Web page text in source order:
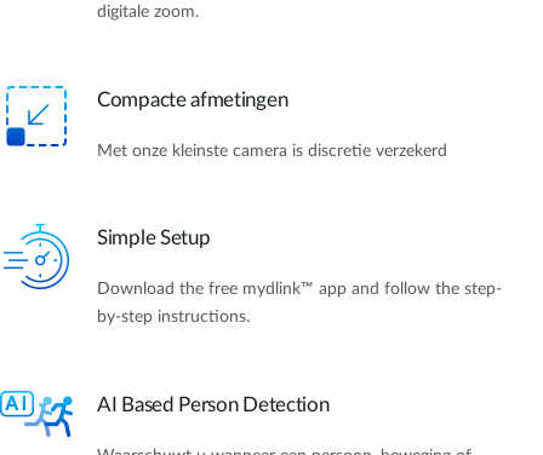
digitale zoom.
Compacte afmetingen
Met onze kleinste camera is discretie verzekerd
Simple Setup
Download the free mydlink™ app and follow the step-
by-step instructions.
AI Based Person Detection